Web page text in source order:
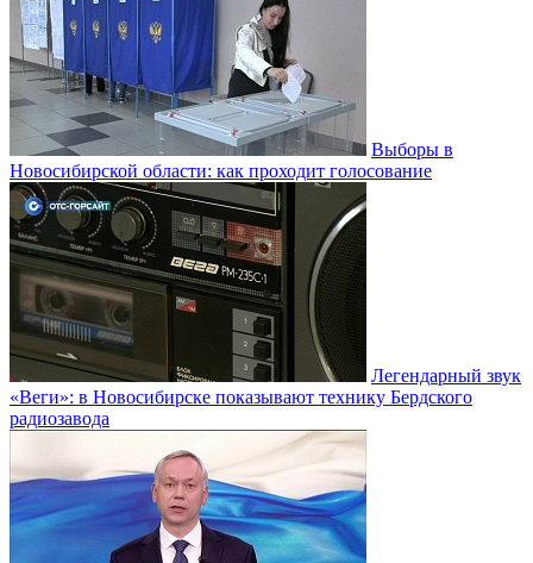
Выборы в
Новосибирской области: как проходит голосование
Легендарный звук
«Веги»: в Новосибирске показывают технику Бердского
радиозавода